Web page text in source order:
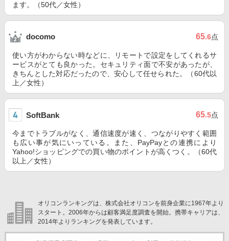
ます。（50代／女性）
docomo 65.6点
使い方がわからない時などに、リモートで設定をしてくれるサ
ービスがとても良かった。セキュリティ面で不安があったが、
きちんとした対応だったので、安心して任せられた。（60代以
上／女性）
SoftBank 65.5点
今までトラブルがなく、通信速度が速く、つながりやすく範囲
も広い事が気にいっている。また、PayPayとの連携により
Yahoo!ショッピングでの買い物のポイントが高くつく。（60代
以上／女性）
オリコンランキングは、株式会社オリコンを前身企業に1967年より
スタート。2006年からは顧客満足度調査を開始。携帯キャリアは、
2014年よりランキングを発表しています。